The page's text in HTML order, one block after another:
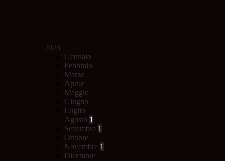
2023
Gennaio
Febbraio
Marzo
Aprile
Maggio
Giugno
Luglio
Agosto 1
Settembre 1
Ottobre
Novembre 1
Dicembre